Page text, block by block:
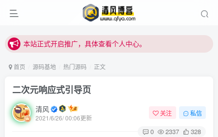
站内下载链接有问题请私信站长 - 清风博客
站内下载链接有问题请私信站长 - 清风博客
首页 源码基地 热门源码 正文
二次元响应式引导页
清风
2021/6/26/ 00:06更新
关注 私信
0 2337 328